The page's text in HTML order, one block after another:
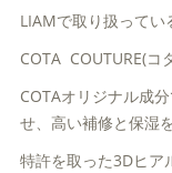
LIAMで取り扱ってい
COTA COUTURE(コ
COTAオリジナル成
せ、高い補修と保湿
特許を取った3Dヒア